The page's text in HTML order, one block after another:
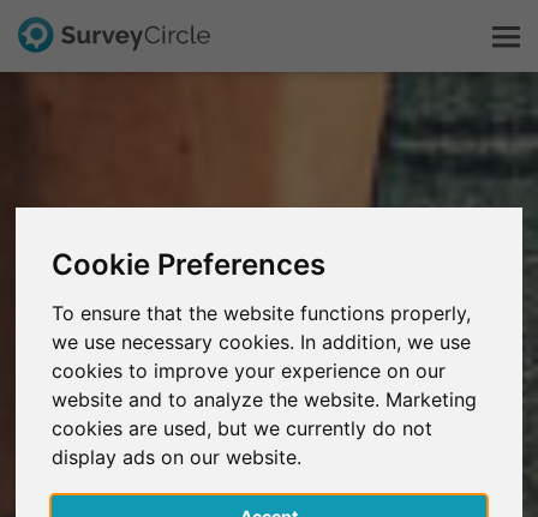
Cookie Preferences
To ensure that the website functions properly,
we use necessary cookies. In addition, we use
cookies to improve your experience on our
website and to analyze the website. Marketing
cookies are used, but we currently do not
display ads on our website.
FAQ
Regístrate gratis
Iniciar sesión